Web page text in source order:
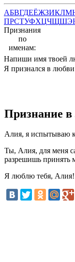
АБВГДЕЁЖЗИКЛМ
ПРСТУФХЦЧЩШЭ
Признания
по
именам:
Напиши имя твоей
Я признался в
Признание
Алия, я испытываю к
Ты, Алия, для меня
разрешишь принять
Я люблю тебя, Алия!